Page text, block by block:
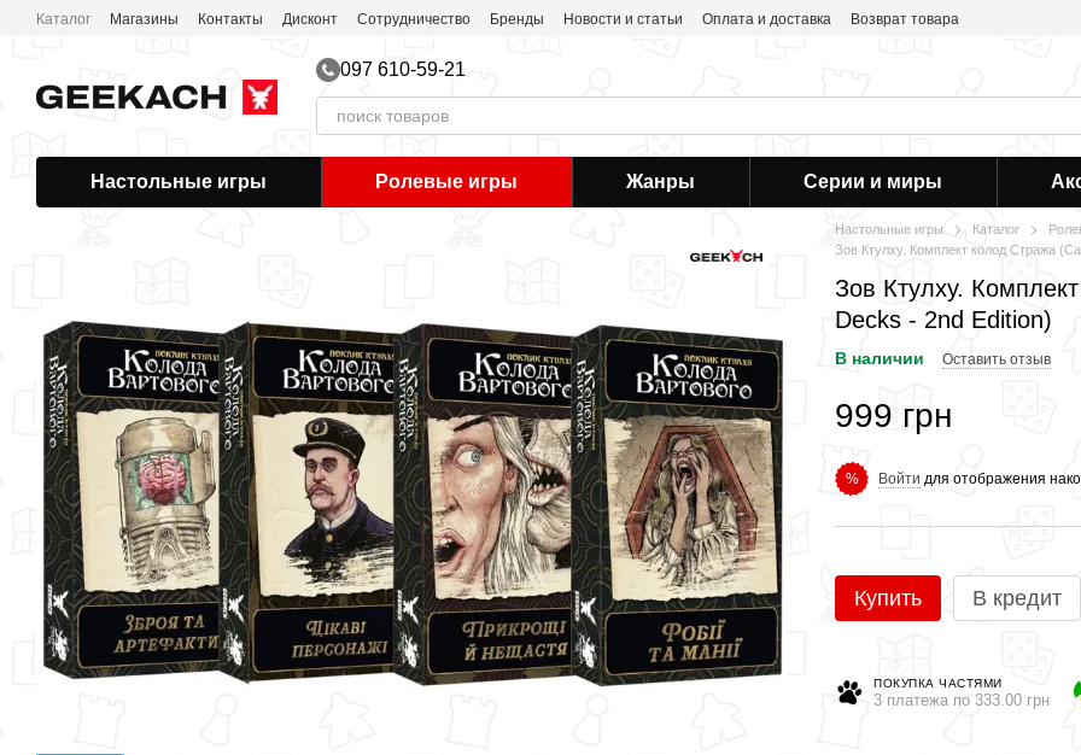
Перейти к основному контенту
Каталог Магазины Контакты Дисконт Сотрудничество Бренды Новости и статьи Оплата и доставка
Возврат товара
097 610-59-21
Настольные игры Ролевые игры Жанры Серии и миры
Настольные игры Каталог
Зов Ктулху. Комплект колод Стража
Зов Ктулху.
Decks - 2nd Edition)
В наличии Оставить отзыв
999 грн
% Войти для отображения
Купить В кредит
ПОКУПКА ЧАСТЯМИ
3 платежа по 333.00 грн